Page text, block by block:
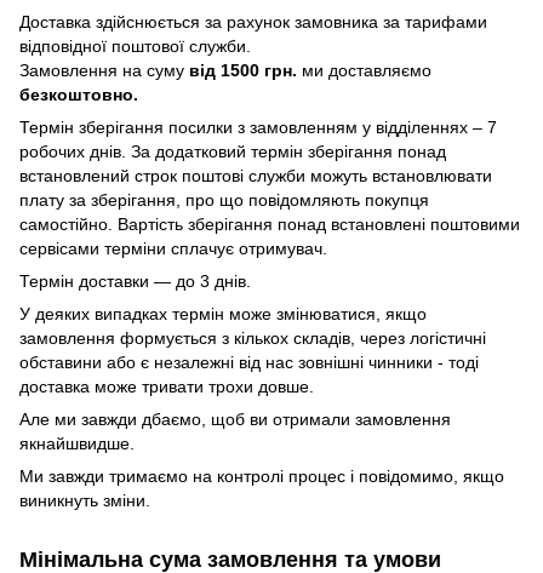
Доставка здійснюється за рахунок замовника за тарифами
відповідної поштової служби.
Замовлення на суму від 1500 грн. ми доставляємо
безкоштовно.
Термін зберігання посилки з замовленням у відділеннях – 7
робочих днів. За додатковий термін зберігання понад
встановлений строк поштові служби можуть встановлювати
плату за зберігання, про що повідомляють покупця
самостійно. Вартість зберігання понад вcтановлені поштовими
сервісами терміни сплачує отримувач.
Термін доставки — до 3 днів.
У деяких випадках термін може змінюватися, якщо
замовлення формується з кількох складів, через логістичні
обставини або є незалежні від нас зовнішні чинники - тоді
доставка може тривати трохи довше.
Але ми завжди дбаємо, щоб ви отримали замовлення
якнайшвидше.
Ми завжди тримаємо на контролі процес і повідомимо, якщо
виникнуть зміни.
Мінімальна сума замовлення та умови